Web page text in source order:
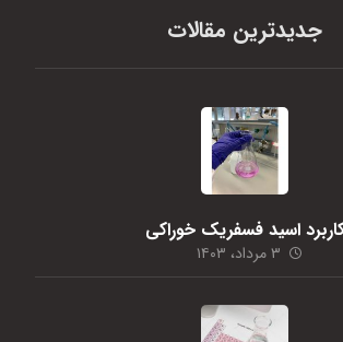
جدیدترین مقالات
اسید فسفریک خوراکی
۳ مرداد، ۱۴۰۳